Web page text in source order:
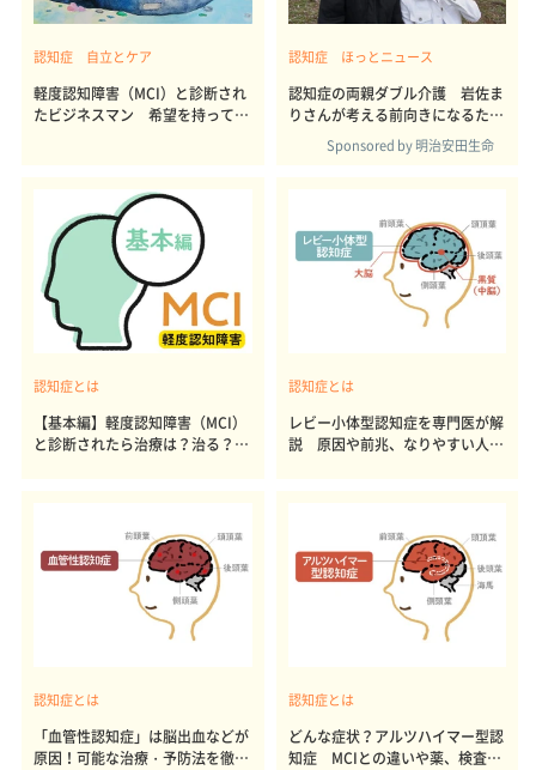
認知症 自立とケア
軽度認知障害（MCI）と診断され
たビジネスマン 希望を持って暮
認知症 ほっとニュース
認知症の両親ダブル介護 岩佐ま
りさんが考える前向きになるため
の「備え」Sponsored by 明治安田生命
認知症とは
【基本編】軽度認知障害（MCI）
と診断されたら治療は？治る？専
認知症とは
レビー小体型認知症を専門医が解
説 原因や前兆、なりやすい人な
認知症とは
「血管性認知症」は脳出血などが
原因！可能な治療・予防法を徹底
認知症とは
どんな症状？アルツハイマー型認
知症 MCIとの違いや薬、検査法